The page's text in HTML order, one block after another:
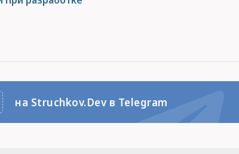
на Struchkov.Dev в Telegram